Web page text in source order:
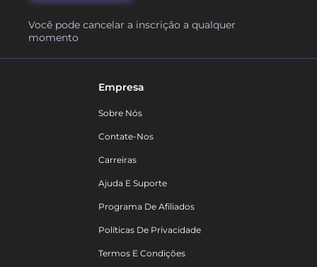
Você pode cancelar a inscrição a qualquer
momento
Empresa
Sobre Nós
Contate-Nos
Carreiras
Ajuda E Suporte
Programa De Afiliados
Políticas De Privacidade
Termos E Condições